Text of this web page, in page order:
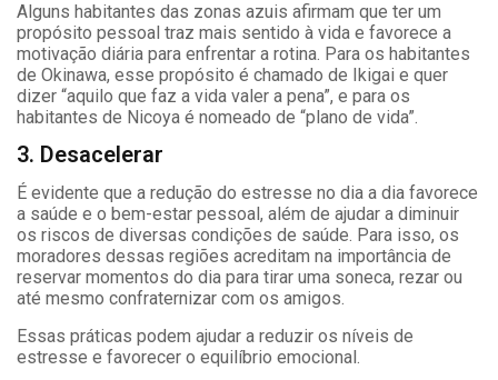
Alguns habitantes das zonas azuis afirmam que ter um
propósito pessoal traz mais sentido à vida e favorece a
motivação diária para enfrentar a rotina. Para os habitantes
de Okinawa, esse propósito é chamado de Ikigai e quer
dizer “aquilo que faz a vida valer a pena”, e para os
habitantes de Nicoya é nomeado de “plano de vida”.
3. Desacelerar
É evidente que a redução do estresse no dia a dia favorece
a saúde e o bem-estar pessoal, além de ajudar a diminuir
os riscos de diversas condições de saúde. Para isso, os
moradores dessas regiões acreditam na importância de
reservar momentos do dia para tirar uma soneca, rezar ou
até mesmo confraternizar com os amigos.
Essas práticas podem ajudar a reduzir os níveis de
estresse e favorecer o equilíbrio emocional.